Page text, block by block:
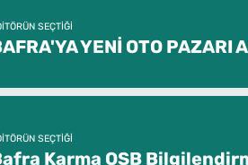
SEÇTIĞI
YENİ OTO PAZARI
SEÇTIĞI
Karma OSB